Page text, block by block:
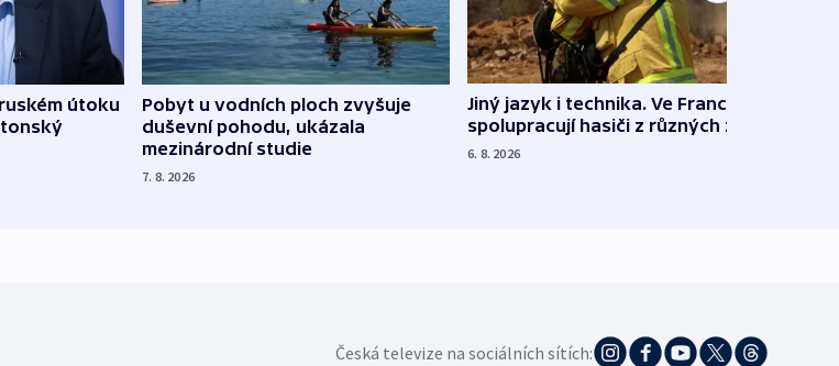
útoku
Pobyt u vodních ploch zvyšuje
duševní pohodu, ukázala
mezinárodní studie
7. 8. 2026
Jiný jazyk i technika. Ve Francii
spolupracují hasiči z různých zemí
6. 8. 2026
Česká televize na sociálních sítích: